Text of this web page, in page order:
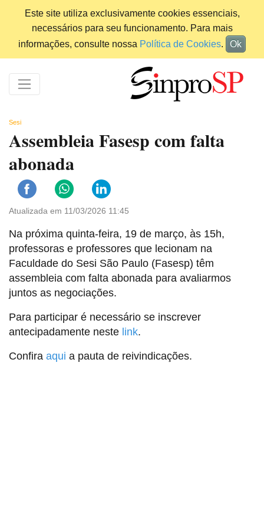
Este site utiliza exclusivamente cookies essenciais,
necessários para seu funcionamento. Para mais
informações, consulte nossa Política de Cookies. Ok
Sesi
Assembleia Fasesp com falta
abonada
Atualizada em 11/03/2026 11:45
Na próxima quinta-feira, 19 de março, às 15h,
professoras e professores que lecionam na
Faculdade do Sesi São Paulo (Fasesp) têm
assembleia com falta abonada para avaliarmos
juntos as negociações.
Para participar é necessário se inscrever
antecipadamente neste link.
Confira aqui a pauta de reivindicações.